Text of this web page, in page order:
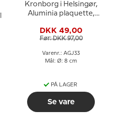
Kronborg i Helsingør,
Aluminia plaquette,
DKK 49,00
Før: DKK 97,00
Varenr.: AGJ33
Mål: Ø: 8 cm
PÅ LAGER
Se vare